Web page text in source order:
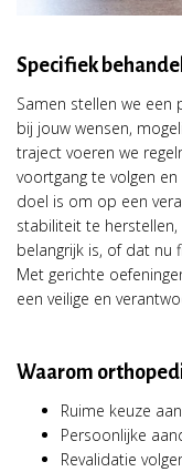
Specifiek
Samen stellen we
bij jouw wensen,
traject voeren we
voortgang te volgen
doel is om op een
stabiliteit te
belangrijk is, of dat nu
Met gerichte
een veilige en
Waarom
Ruime keuze
Persoonlijke
Revalidatie